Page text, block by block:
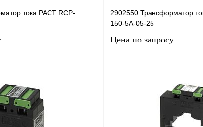
тока PACT RCP-
Сравнение
Под заказ
2902550 Трансформатор
150-5A-05-25
Цена по запросу